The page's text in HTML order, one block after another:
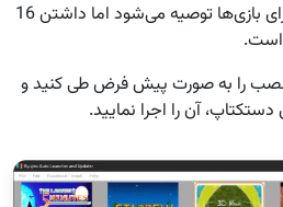
حداقل 8 گیگ رم نیز برای اجرای بازی‌ها توصیه می‌شود اما داشتن 16
است.
نصب را به صورت پیش فرض طی کنید و
آن را اجرا نمایید.